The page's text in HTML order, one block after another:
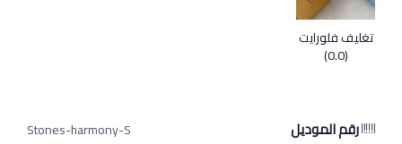
تغليف فلورايت
(0.0)
رقم الموديل Stones-harmony-S